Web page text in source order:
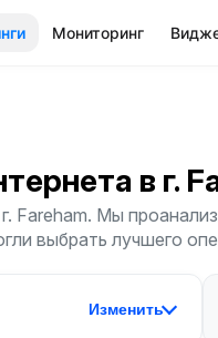
Мониторинг
в г.
Fareham. Мы
выбрать лучшего
Изменить